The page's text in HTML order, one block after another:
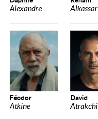
Alexandre Alkassar
Féodor
Atkine
David
Atrakchi